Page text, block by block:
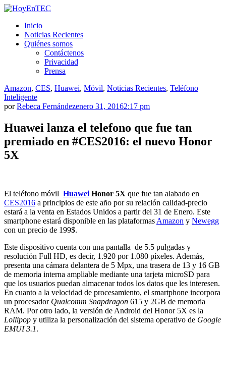
Saltar
contenido.
Inicio
Noticias Recientes
Quiénes somos
Contáctenos
Privacidad
Prensa
Amazon, CES, Huawei, Móvil, Noticias Recientes, Teléfono
Inteligente
porRebeca Fernándezenero 31, 20162:17 pm
Huawei lanza el telefono que fue tan
premiado en #CES2016: el nuevo Honor
5X
El teléfono móvil Huawei Honor 5X que fue tan alabado en
CES2016 a principios de este año por su relación calidad-precio
estará a la venta en Estados Unidos a partir del 31 de Enero. Este
smartphone estará disponible en las plataformas Amazon y Newegg
con un precio de 199$.
Este dispositivo cuenta con una pantalla de 5.5 pulgadas y
resolución Full HD, es decir, 1.920 por 1.080 píxeles. Además,
presenta una cámara delantera de 5 Mpx, una trasera de 13 y 16 GB
de memoria interna ampliable mediante una tarjeta microSD para
que los usuarios puedan almacenar todos los datos que les interesen.
En cuanto a la velocidad de procesamiento, el smartphone incorpora
un procesador Qualcomm Snapdragon 615 y 2GB de memoria
RAM. Por otro lado, la versión de Android del Honor 5X es la
Lollipop y utiliza la personalización del sistema operativo de Google
EMUI 3.1.